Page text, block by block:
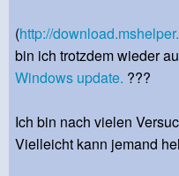
(http://
bin ich trotzdem wieder
Windows update. ???
Ich bin nach vielen
Vielleicht kann jemand